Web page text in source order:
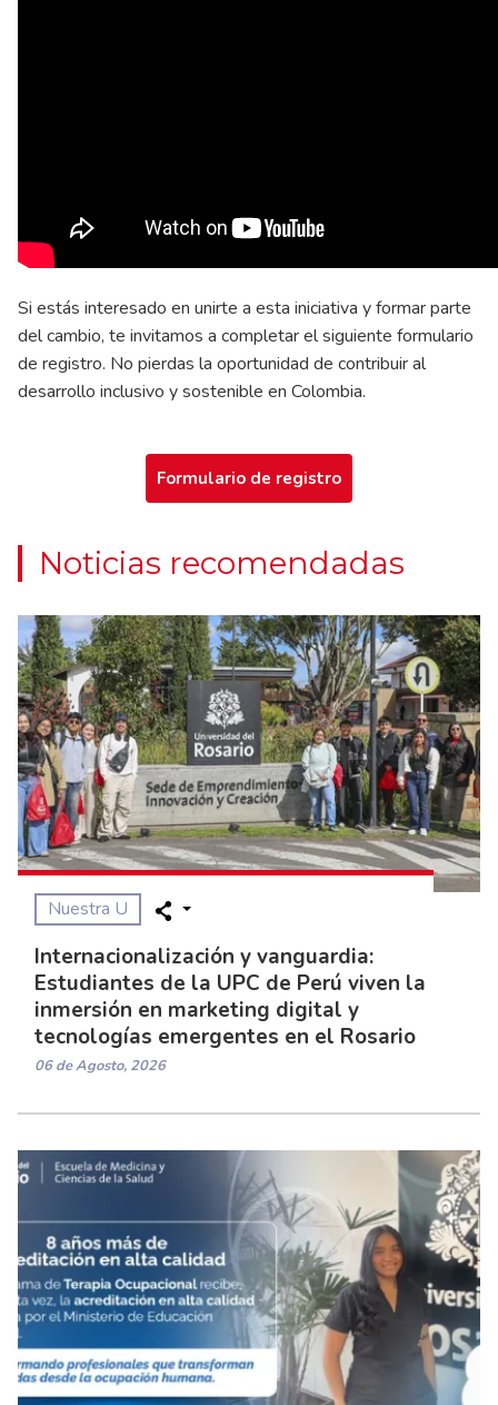
Si estás interesado en unirte a esta iniciativa y formar parte
del cambio, te invitamos a completar el siguiente formulario
de registro. No pierdas la oportunidad de contribuir al
desarrollo inclusivo y sostenible en Colombia.
Formulario de registro
Noticias recomendadas
Nuestra U
Internacionalización y vanguardia:
Estudiantes de la UPC de Perú viven la
inmersión en marketing digital y
tecnologías emergentes en el Rosario
06 de Agosto, 2026